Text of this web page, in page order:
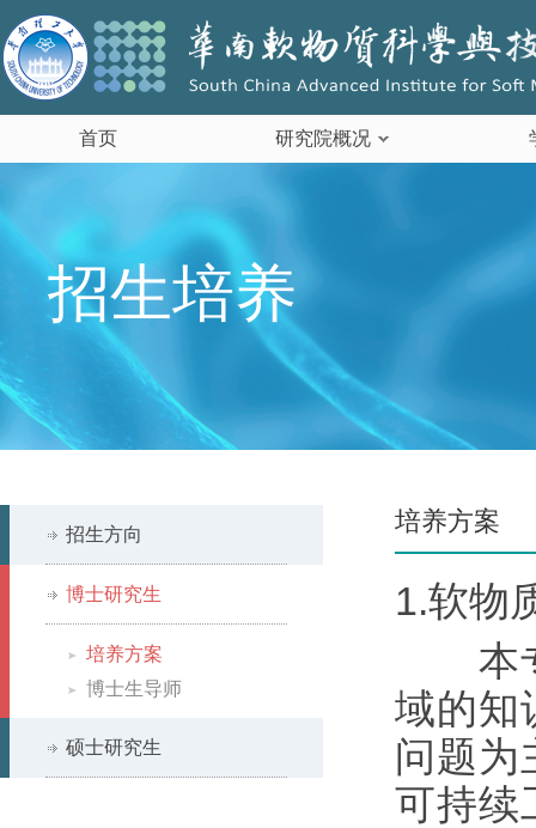
首页 研究院概况
招生培养
招生方向
博士研究生
培养方案
博士生导师
硕士研究生
培养方案
1.软物
本专
域的知
问题为
可持续